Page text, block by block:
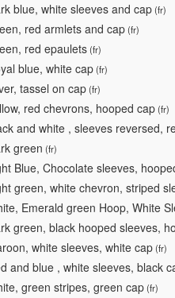
blue, white sleeves and cap(fr)
red armlets and cap(fr)
red epaulets(fr)
blue, white cap(fr)
tassel on cap(fr)
red chevrons, hooped cap(fr)
and white , sleeves reversed,
green (fr)
Blue, Chocolate sleeves,
green, white chevron, striped
Emerald green Hoop, White
green, black hooped sleeves,
white sleeves, white cap(fr)
and blue , white sleeves, black
green stripes, green cap(fr)